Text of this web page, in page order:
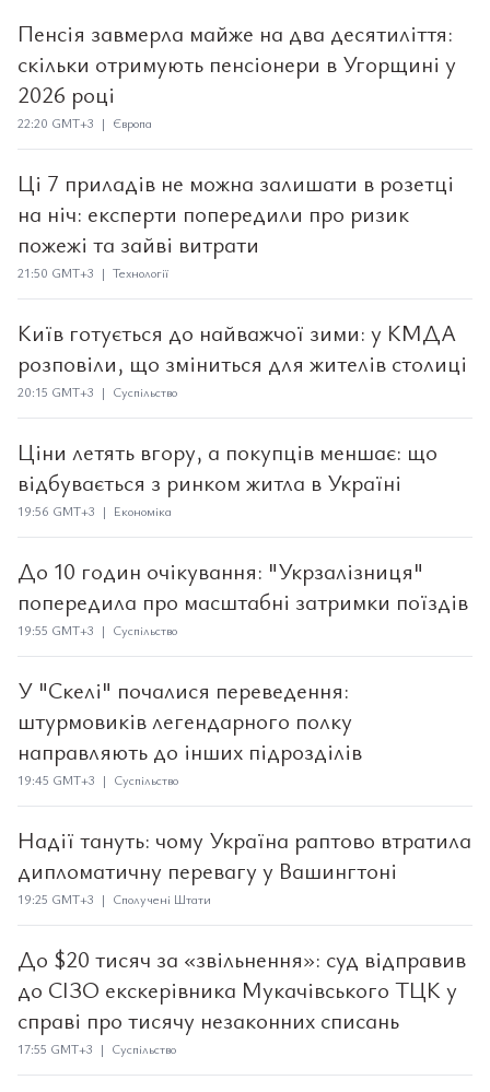
Пенсія завмерла майже на два десятиліття:
скільки отримують пенсіонери в Угорщині у
2026 році
22:20 GMT+3 | Європа
Ці 7 приладів не можна залишати в розетці
на ніч: експерти попередили про ризик
пожежі та зайві витрати
21:50 GMT+3 | Технології
Київ готується до найважчої зими: у КМДА
розповіли, що зміниться для жителів столиці
20:15 GMT+3 | Суспільство
Ціни летять вгору, а покупців меншає: що
відбувається з ринком житла в Україні
19:56 GMT+3 | Економіка
До 10 годин очікування: "Укрзалізниця"
попередила про масштабні затримки поїздів
19:55 GMT+3 | Суспільство
У "Скелі" почалися переведення:
штурмовиків легендарного полку
направляють до інших підрозділів
19:45 GMT+3 | Суспільство
Надії тануть: чому Україна раптово втратила
дипломатичну перевагу у Вашингтоні
19:25 GMT+3 | Сполучені Штати
До $20 тисяч за «звільнення»: суд відправив
до СІЗО екскерівника Мукачівського ТЦК у
справі про тисячу незаконних списань
17:55 GMT+3 | Суспільство